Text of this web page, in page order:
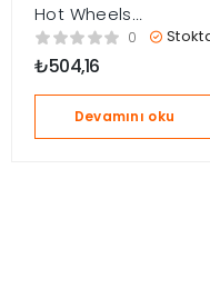
Hot Wheels
Kamyonlar – Semi
Rodger Dodger
BMF60
0
₺504,16
Devamını oku